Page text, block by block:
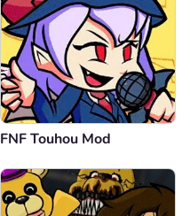
FNF Touhou Mod